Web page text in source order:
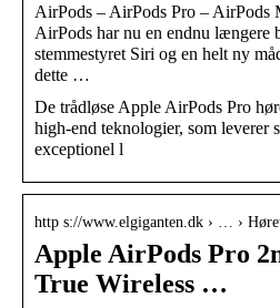
AirPods – AirPods Pro –
AirPods har nu en endnu længere
stemmestyret Siri og en helt ny
dette …
De trådløse Apple AirPods Pro
high-end teknologier, som leverer
exceptionel l
http s://www.elgiganten.dk › … ›
Apple AirPods Pro
True Wireless …